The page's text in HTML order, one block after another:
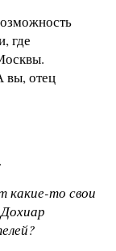
где
вы, отец
то свои